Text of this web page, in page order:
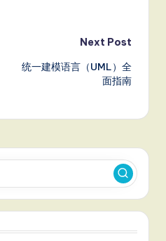
Next Post
统一建模语言（UML）全
面指南